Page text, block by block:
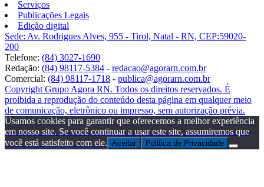
Serviços
Publicações Legais
Edição digital
Sede: Av. Rodrigues Alves, 955 - Tirol, Natal - RN, CEP:59020-
200
Telefone: (84) 3027-1690
Redação: (84) 98117-5384 - redacao@agorarn.com.br
Comercial: (84) 98117-1718 - publica@agorarn.com.br
Copyright Grupo Agora RN. Todos os direitos reservados. É
proibida a reprodução do conteúdo desta página em qualquer meio
de comunicação, eletrônico ou impresso, sem autorização prévia.
Usamos cookies para garantir que oferecemos a melhor experiência
em nosso site. Se você continuar a usar este site, assumiremos que
você está satisfeito com ele. Aceitar Politica de Privacidade